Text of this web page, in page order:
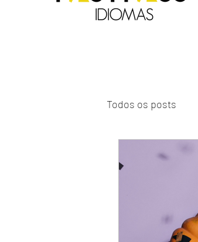
Todos os posts